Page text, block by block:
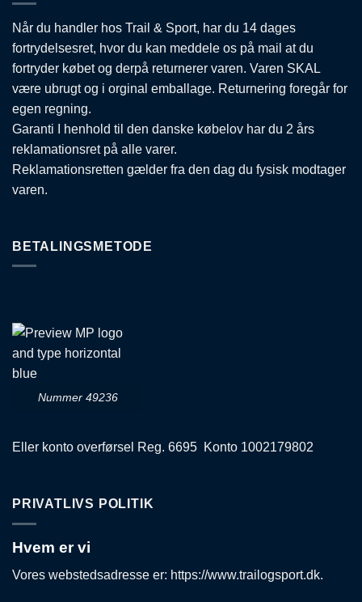
Når du handler hos Trail & Sport, har du 14 dages
fortrydelsesret, hvor du kan meddele os på mail at du
fortryder købet og derpå returnerer varen. Varen SKAL
være ubrugt og i orginal emballage. Returnering foregår for
egen regning.
Garanti I henhold til den danske købelov har du 2 års
reklamationsret på alle varer.
Reklamationsretten gælder fra den dag du fysisk modtager
varen.
BETALINGSMETODE
Nummer 49236
Eller konto overførsel Reg. 6695 Konto 1002179802
PRIVATLIVS POLITIK
Hvem er vi
Vores webstedsadresse er: https://www.trailogsport.dk.